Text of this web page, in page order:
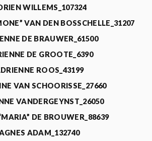
WILLEMS_107324
VAN DEN BOSSCHELLE_31207
DE BRAUWER_61500
DE GROOTE_6390
ROOS_43199
VAN SCHOORISSE_27660
VANDERGEYNST_26050
DE BROUWER_88639
ADAM_132740